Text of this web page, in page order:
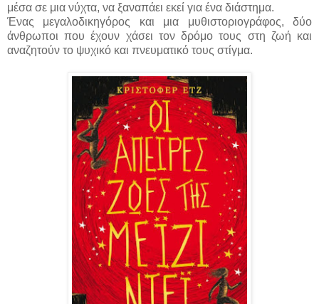
μέσα σε μια νύχτα, να ξαναπάει εκεί για ένα διάστημα.
Ένας μεγαλοδικηγόρος και μια μυθιστοριογράφος, δύο
άνθρωποι που έχουν χάσει τον δρόμο τους στη ζωή και
αναζητούν το ψυχικό και πνευματικό τους στίγμα.